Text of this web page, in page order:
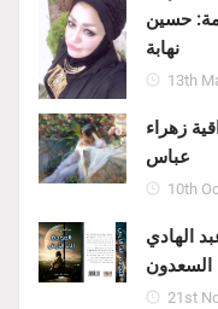
حسين
نهابة
13th
زهراء
عباس
10th
الهادي
السعدون
21st